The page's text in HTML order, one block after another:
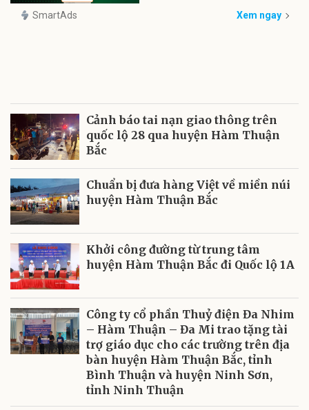
SmartAds Xem ngay
Cảnh báo tai nạn giao thông trên
quốc lộ 28 qua huyện Hàm Thuận
Bắc
Chuẩn bị đưa hàng Việt về miền núi
huyện Hàm Thuận Bắc
Khởi công đường từ trung tâm
huyện Hàm Thuận Bắc đi Quốc lộ 1A
Công ty cổ phần Thuỷ điện Đa Nhim
– Hàm Thuận – Đa Mi trao tặng tài
trợ giáo dục cho các trường trên địa
bàn huyện Hàm Thuận Bắc, tỉnh
Bình Thuận và huyện Ninh Sơn,
tỉnh Ninh Thuận